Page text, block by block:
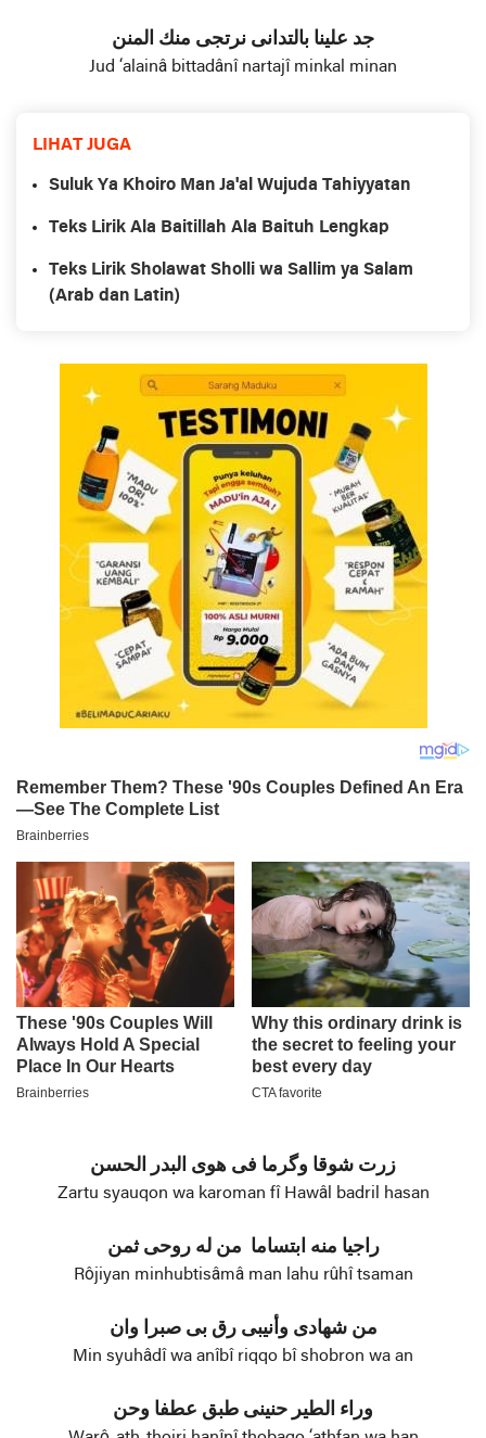
جد علينا بالتدانی نرتجی منك المنن
Jud ‘alainâ bittadânî nartajî minkal minan
LIHAT JUGA
Suluk Ya Khoiro Man Ja'al Wujuda Tahiyyatan
Teks Lirik Ala Baitillah Ala Baituh Lengkap
Teks Lirik Sholawat Sholli wa Sallim ya Salam
(Arab dan Latin)
زرت شوقا وگرما فی هوی البدر الحسن
Zartu syauqon wa karoman fî Hawâl badril hasan
راجيا منه ابتساما من له روحی ثمن
Rôjiyan minhubtisâmâ man lahu rûhî tsaman
من شهادی وأنيبی رق بی صبرا وان
Min syuhâdî wa anîbî riqqo bî shobron wa an
وراء الطير حنينی طبق عطفا وحن